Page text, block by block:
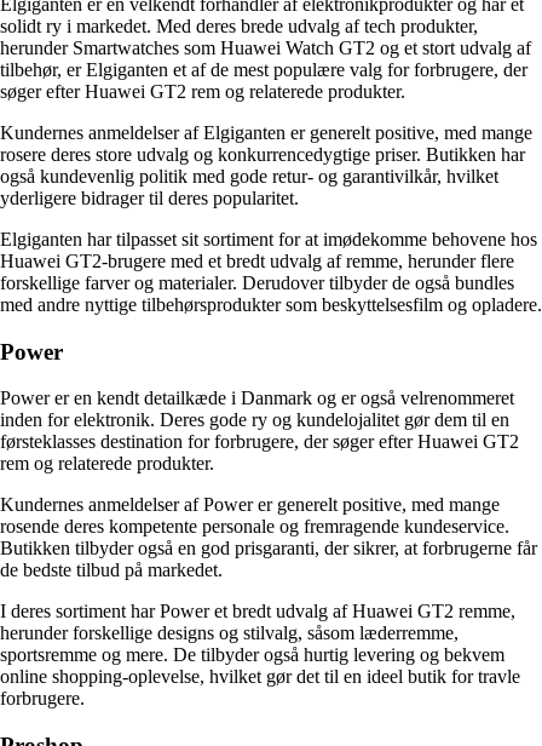
Elgiganten er en velkendt forhandler af elektronikprodukter og har et
solidt ry i markedet. Med deres brede udvalg af tech produkter,
herunder Smartwatches som Huawei Watch GT2 og et stort udvalg af
tilbehør, er Elgiganten et af de mest populære valg for forbrugere, der
søger efter Huawei GT2 rem og relaterede produkter.
Kundernes anmeldelser af Elgiganten er generelt positive, med mange
rosere deres store udvalg og konkurrencedygtige priser. Butikken har
også kundevenlig politik med gode retur- og garantivilkår, hvilket
yderligere bidrager til deres popularitet.
Elgiganten har tilpasset sit sortiment for at imødekomme behovene hos
Huawei GT2-brugere med et bredt udvalg af remme, herunder flere
forskellige farver og materialer. Derudover tilbyder de også bundles
med andre nyttige tilbehørsprodukter som beskyttelsesfilm og opladere.
Power
Power er en kendt detailkæde i Danmark og er også velrenommeret
inden for elektronik. Deres gode ry og kundelojalitet gør dem til en
førsteklasses destination for forbrugere, der søger efter Huawei GT2
rem og relaterede produkter.
Kundernes anmeldelser af Power er generelt positive, med mange
rosende deres kompetente personale og fremragende kundeservice.
Butikken tilbyder også en god prisgaranti, der sikrer, at forbrugerne får
de bedste tilbud på markedet.
I deres sortiment har Power et bredt udvalg af Huawei GT2 remme,
herunder forskellige designs og stilvalg, såsom læderremme,
sportsremme og mere. De tilbyder også hurtig levering og bekvem
online shopping-oplevelse, hvilket gør det til en ideel butik for travle
forbrugere.